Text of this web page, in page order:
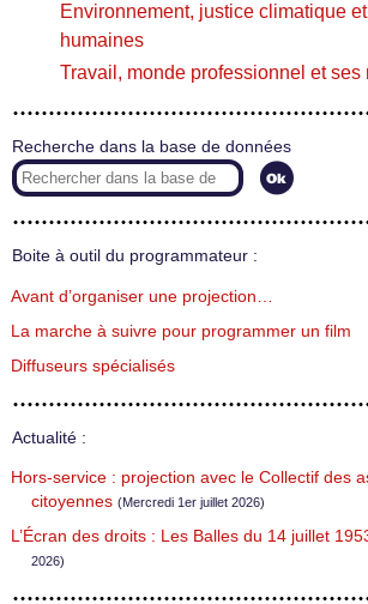
Environnement, justice climatique
humaines
Travail, monde professionnel et ses
Recherche dans la base de données
Boite à outil du programmateur :
Avant d’organiser une projection…
La marche à suivre pour programmer un film
Diffuseurs spécialisés
Actualité :
Hors-service : projection avec le Collectif des
citoyennes (Mercredi 1er juillet 2026)
L’Écran des droits : Les Balles du 14 juillet
2026)